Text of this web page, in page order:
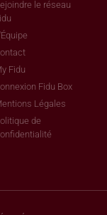
le réseau
Fidu
Fidu Box
Légales
de